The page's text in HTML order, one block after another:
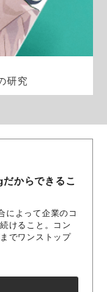
研究
からできるこ
によって企業のコ
けること。コン
でワンストップ